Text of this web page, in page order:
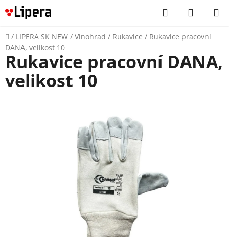
Prejsť
na
obsah
Hľadať
KOŠÍK
Domov
/ LIPERA SK NEW / Vinohrad / Rukavice / Rukavice pracovní
DANA, velikost 10
Rukavice pracovní DANA,
velikost 10